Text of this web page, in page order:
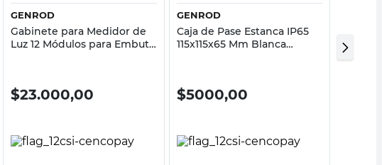
GENROD
Gabinete para Medidor de
Luz 12 Módulos para Embutir
$23.000,00
GENROD
Caja de Pase Estanca IP65
115x115x65 Mm Blanca
$5000,00